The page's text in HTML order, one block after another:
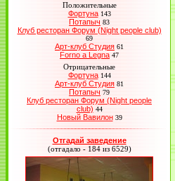
Положительные
Фортуна 143
Потапыч 83
Клуб ресторан Форум (Night people club)
69
Арт-клуб Студия 61
Forno a Legna 47
Отрицательные
Фортуна 144
Арт-клуб Студия 81
Потапыч 79
Клуб ресторан Форум (Night people
club) 44
Новый Вавилон 39
Отгадай заведение
(отгадало - 184 из 6529)